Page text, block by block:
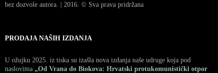
bez dozvole autora. | 2016. © Sva prava pridržana
PRODAJA NAŠIH IZDANJA
U ožujku 2025. iz tiska su izašla nova izdanja naše udruge koja pod
naslovima „Od Vrana do Biokova: Hrvatski protukomunistički otpor